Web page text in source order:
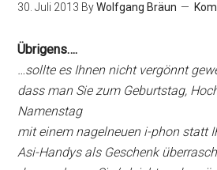
30. Juli 2013 ByWolfgang Bräun
Übrigens….
…sollte es Ihnen nicht vergönnt
dass man Sie zum Geburtstag,
Namenstag
mit einem nagelneuen i-phon statt
Asi-Handys als Geschenk